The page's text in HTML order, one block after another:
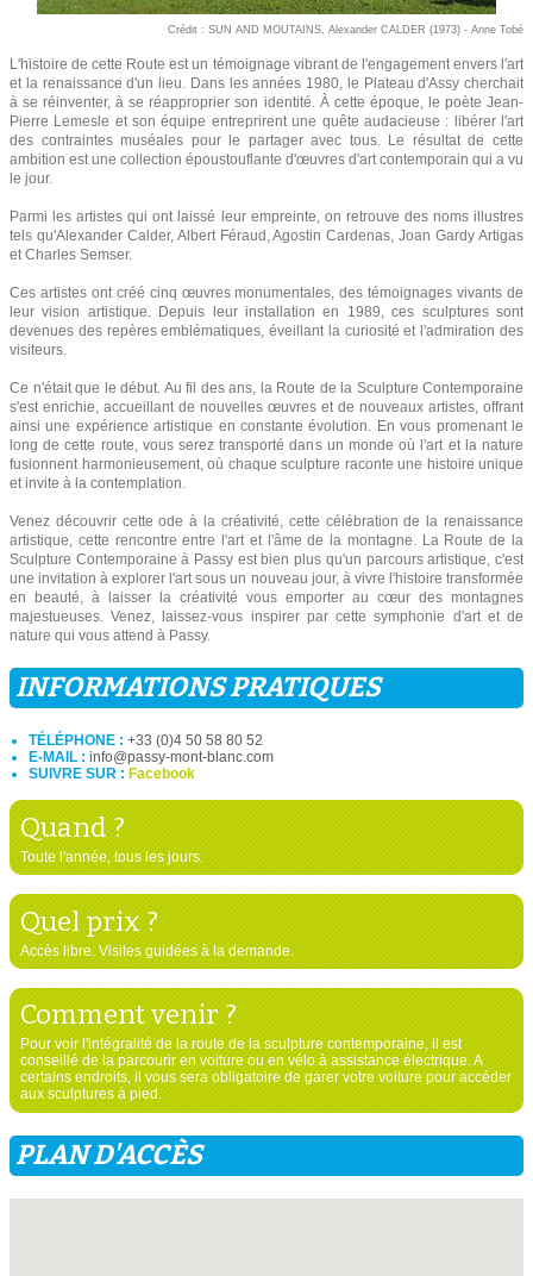
Crédit : SUN AND MOUTAINS, Alexander CALDER (1973) - Anne Tobé
L'histoire de cette Route est un témoignage vibrant de l'engagement envers l'art
et la renaissance d'un lieu. Dans les années 1980, le Plateau d'Assy cherchait
à se réinventer, à se réapproprier son identité. À cette époque, le poète Jean-
Pierre Lemesle et son équipe entreprirent une quête audacieuse : libérer l'art
des contraintes muséales pour le partager avec tous. Le résultat de cette
ambition est une collection époustouflante d'œuvres d'art contemporain qui a vu
le jour.
Parmi les artistes qui ont laissé leur empreinte, on retrouve des noms illustres
tels qu'Alexander Calder, Albert Féraud, Agostin Cardenas, Joan Gardy Artigas
et Charles Semser.
Ces artistes ont créé cinq œuvres monumentales, des témoignages vivants de
leur vision artistique. Depuis leur installation en 1989, ces sculptures sont
devenues des repères emblématiques, éveillant la curiosité et l'admiration des
visiteurs.
Ce n'était que le début. Au fil des ans, la Route de la Sculpture Contemporaine
s'est enrichie, accueillant de nouvelles œuvres et de nouveaux artistes, offrant
ainsi une expérience artistique en constante évolution. En vous promenant le
long de cette route, vous serez transporté dans un monde où l'art et la nature
fusionnent harmonieusement, où chaque sculpture raconte une histoire unique
et invite à la contemplation.
Venez découvrir cette ode à la créativité, cette célébration de la renaissance
artistique, cette rencontre entre l'art et l'âme de la montagne. La Route de la
Sculpture Contemporaine à Passy est bien plus qu'un parcours artistique, c'est
une invitation à explorer l'art sous un nouveau jour, à vivre l'histoire transformée
en beauté, à laisser la créativité vous emporter au cœur des montagnes
majestueuses. Venez, laissez-vous inspirer par cette symphonie d'art et de
nature qui vous attend à Passy.
INFORMATIONS PRATIQUES
TÉLÉPHONE : +33 (0)4 50 58 80 52
E-MAIL : info@passy-mont-blanc.com
SUIVRE SUR : Facebook
Quand ?
Toute l'année, tous les jours.
Quel prix ?
Accès libre. Visites guidées à la demande.
Comment venir ?
Pour voir l'intégralité de la route de la sculpture contemporaine, il est
conseillé de la parcourir en voiture ou en vélo à assistance électrique. A
certains endroits, il vous sera obligatoire de garer votre voiture pour accéder
aux sculptures à pied.
PLAN D'ACCÈS